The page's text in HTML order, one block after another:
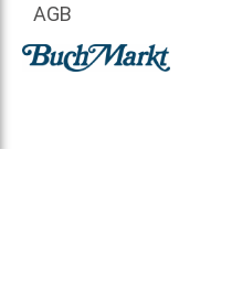
AGB